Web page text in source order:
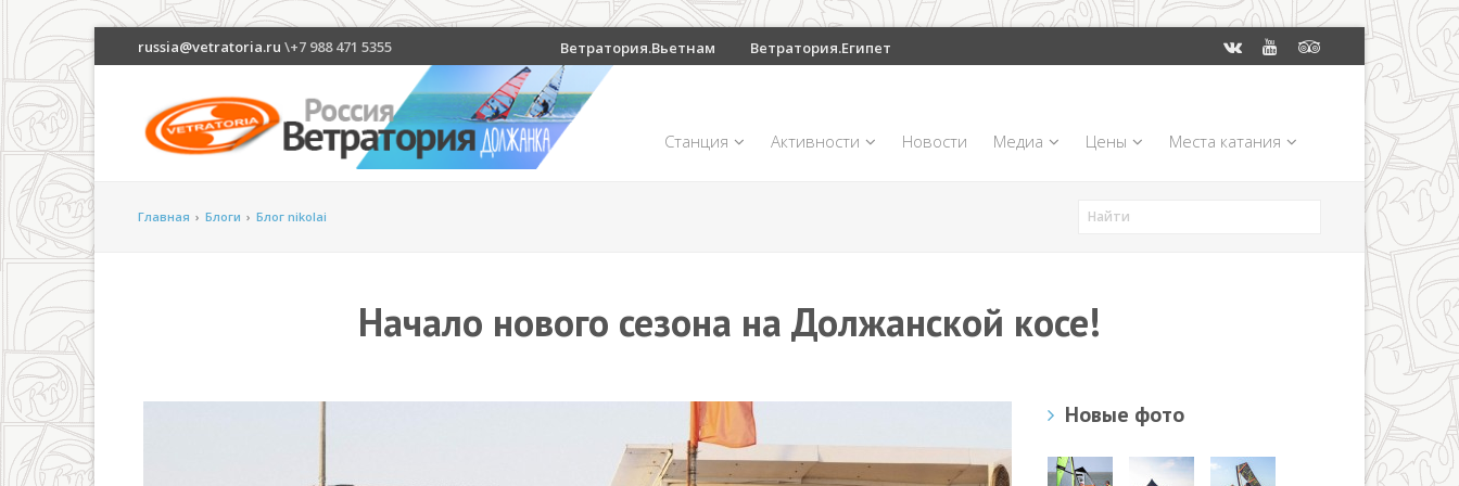
russia@vetratoria.ru \+7 988 471 5355 Ветратория.Вьетнам Ветратория.Египет
Станция Активности Новости Медиа Цены Места катания
Главная › Блоги › Блог nikolai
Начало нового сезона на Должанской косе!
Новые фото